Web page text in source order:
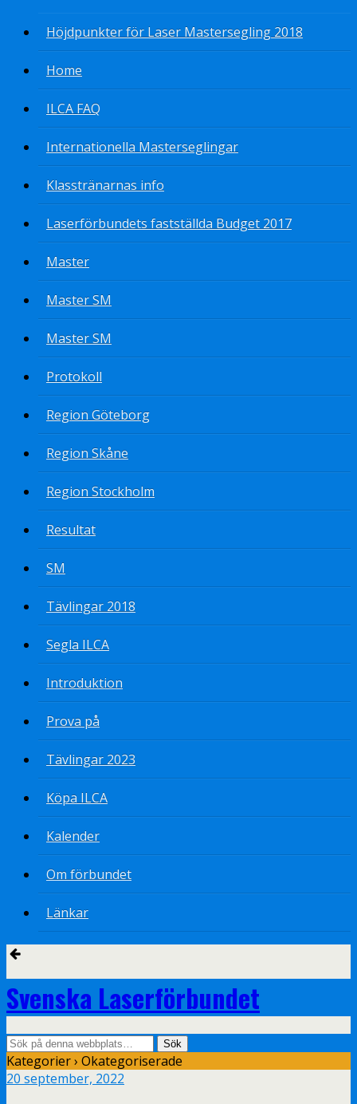
Höjdpunkter för Laser Mastersegling 2018
Home
ILCA FAQ
Internationella Masterseglingar
Klasstränarnas info
Laserförbundets fastställda Budget 2017
Master
Master SM
Master SM
Protokoll
Region Göteborg
Region Skåne
Region Stockholm
Resultat
SM
Tävlingar 2018
Segla ILCA
Introduktion
Prova på
Tävlingar 2023
Köpa ILCA
Kalender
Om förbundet
Länkar
Svenska Laserförbundet
Kategorier › Okategoriserade
20 september, 2022